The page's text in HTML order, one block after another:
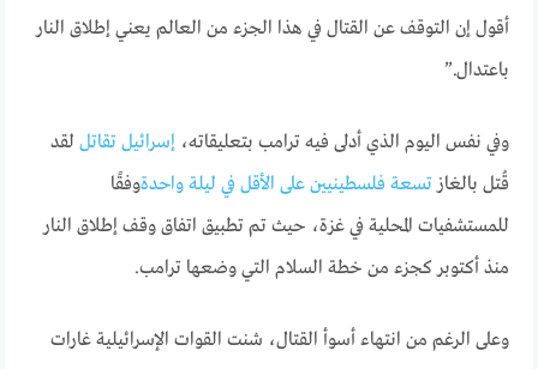
أقول إن التوقف عن القتال في هذا الجزء من العالم يعني إطلاق النار
باعتدال.”
وفي نفس اليوم الذي أدلى فيه ترامب بتعليقاته، إسرائيل تقاتل لقد
قُتل بالغازتسعة فلسطينيين على الأقل في ليلة واحدةوفقًا
للمستشفيات المحلية في غزة، حيث تم تطبيق اتفاق وقف إطلاق النار
منذ أكتوبر كجزء من خطة السلام التي وضعها ترامب.
وعلى الرغم من انتهاء أسوأ القتال، شنت القوات الإسرائيلية غارات